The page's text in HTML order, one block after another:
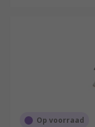
Op voorraad